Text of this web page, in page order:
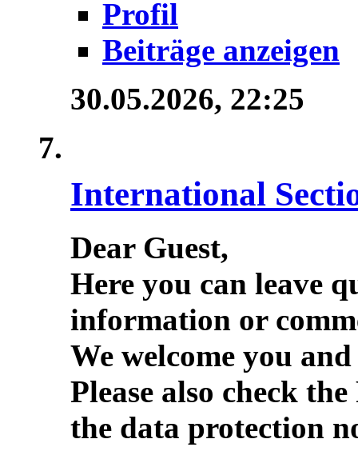
Profil
Beiträge anzeigen
30.05.2026, 22:25
International
Dear Guest,
Here you can leave
information or
We welcome you
Please also check
the data protection